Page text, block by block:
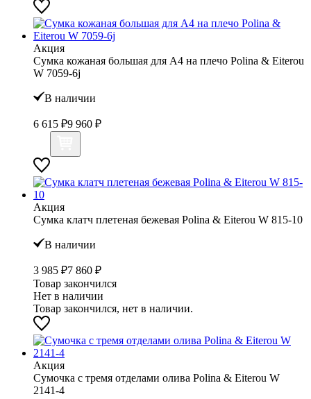
Акция
Сумка кожаная большая для А4 на плечо Polina & Eiterou
W 7059-6j
В наличии
6 615 ₽9 960 ₽
Акция
Сумка клатч плетеная бежевая Polina & Eiterou W 815-10
В наличии
3 985 ₽7 860 ₽
Товар закончился
Нет в наличии
Товар закончился, нет в наличии.
Акция
Сумочка с тремя отделами олива Polina & Eiterou W
2141-4